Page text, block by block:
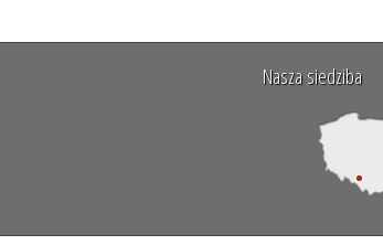
Nasza siedziba